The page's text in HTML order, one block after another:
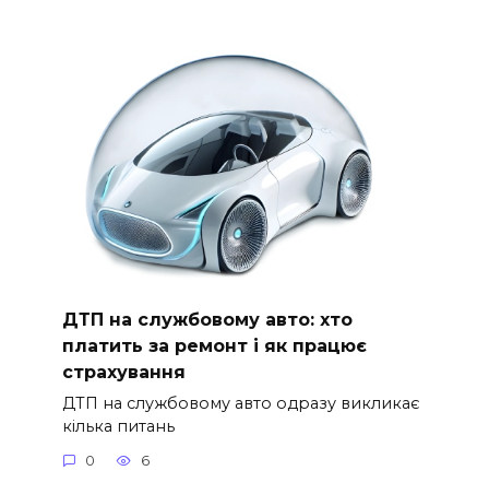
ДТП на службовому авто: хто
платить за ремонт і як працює
страхування
ДТП на службовому авто одразу викликає
кілька питань
0 6